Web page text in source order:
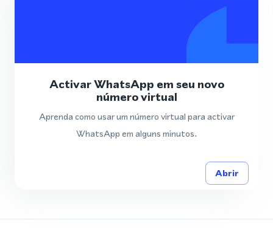
Activar WhatsApp em seu novo
número virtual
Aprenda como usar um número virtual para activar
WhatsApp em alguns minutos.
Abrir